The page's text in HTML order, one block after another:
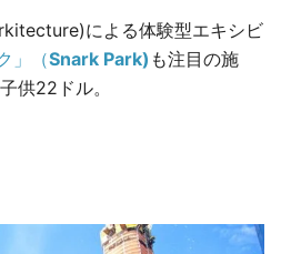
による体験型エキシビ
」（Snark Park) も注目の施
供22ドル。